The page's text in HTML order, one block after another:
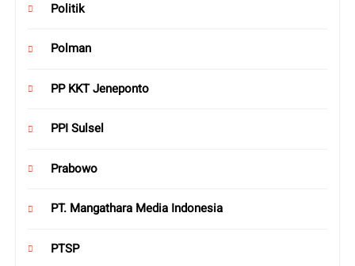
Politik
Polman
PP KKT Jeneponto
PPI Sulsel
Prabowo
PT. Mangathara Media Indonesia
PTSP